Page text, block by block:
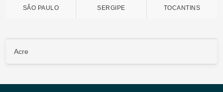
SÃO PAULO SERGIPE TOCANTINS
Acre